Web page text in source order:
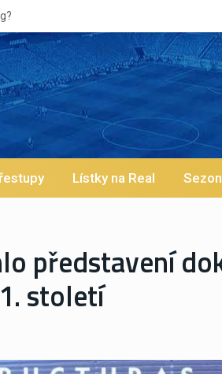
Lístky na Real
představení
století